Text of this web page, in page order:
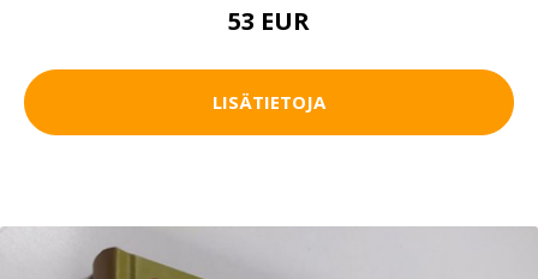
53 EUR
LISÄTIETOJA